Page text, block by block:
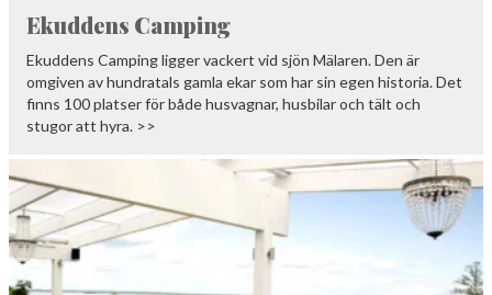
Ekuddens Camping
Ekuddens Camping ligger vackert vid sjön Mälaren. Den är
omgiven av hundratals gamla ekar som har sin egen historia. Det
finns 100 platser för både husvagnar, husbilar och tält och
stugor att hyra. >>